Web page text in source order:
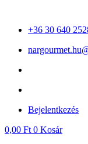
tartalomhoz+36 30 640
Bejelentkezés
0,00 Ft 0 Kosár